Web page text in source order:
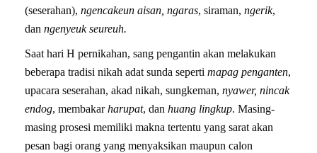
(seserahan), ngencakeun aisan, ngaras, siraman, ngerik,
dan ngenyeuk seureuh.
Saat hari H pernikahan, sang pengantin akan melakukan
beberapa tradisi nikah adat sunda seperti mapag penganten,
upacara seserahan, akad nikah, sungkeman, nyawer, nincak
endog, membakarharupat, dan huang lingkup. Masing-
masing prosesi memiliki makna tertentu yang sarat akan
pesan bagi orang yang menyaksikan maupun calon